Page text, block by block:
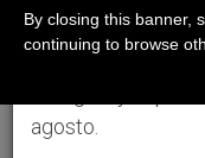
agosto.
By closing this banner,
continuing to browse